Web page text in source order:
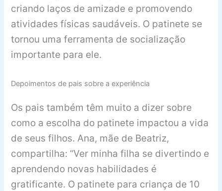
criando laços de amizade e promovendo
atividades físicas saudáveis. O patinete se
tornou uma ferramenta de socialização
importante para ele.
Depoimentos de pais sobre a experiência
Os pais também têm muito a dizer sobre
como a escolha do patinete impactou a vida
de seus filhos. Ana, mãe de Beatriz,
compartilha: “Ver minha filha se divertindo e
aprendendo novas habilidades é
gratificante. O patinete para criança de 10